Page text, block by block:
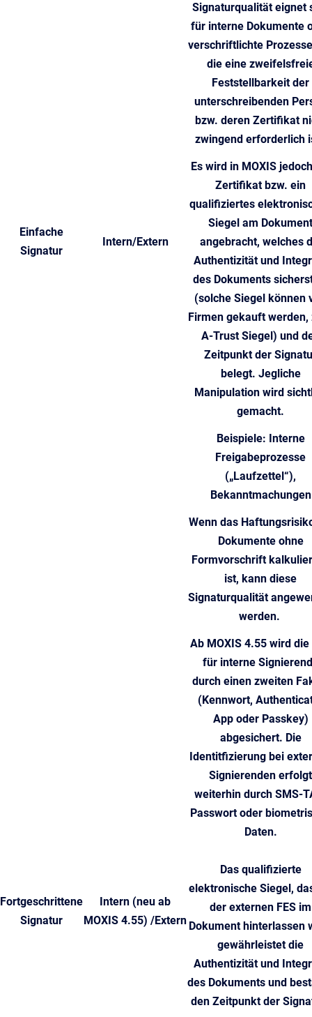
Einfache
Signatur
Intern/Extern
Signaturqualität eignet
für interne Dokumente
verschriftlichte
die eine
Feststellbarkeit der
unterschreibenden
bzw. deren Zertifikat
zwingend erforderlich
Es wird in MOXIS
Zertifikat bzw. ein
qualifiziertes
Siegel am Dokument
angebracht, welches
Authentizität und
des Dokuments
(solche Siegel können
Firmen gekauft werden,
A-Trust Siegel) und
Zeitpunkt der
belegt. Jegliche
Manipulation wird
gemacht.
Beispiele: Interne
Freigabeprozesse
(„Laufzettel“),
Bekanntmachungen
Fortgeschrittene
Signatur
Intern (neu ab
MOXIS 4.55) /Extern
Wenn das
Dokumente ohne
Formvorschrift
ist, kann diese
Signaturqualität
werden.
Ab MOXIS 4.55 wird die
für interne
durch einen zweiten
(Kennwort,
App oder Passkey)
abgesichert. Die
Identitfizierung bei
Signierenden erfolgt
weiterhin durch SMS-
Passwort oder
Daten.
Das qualifizierte
elektronische Siegel,
der externen FES im
Dokument hinterlassen
gewährleistet die
Authentizität und
des Dokuments und
den Zeitpunkt der